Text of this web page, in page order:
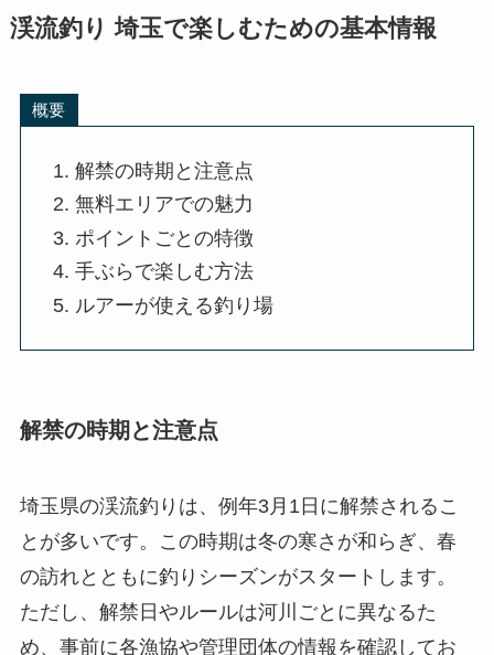
渓流釣り 埼玉で楽しむための基本情報
概要
解禁の時期と注意点
無料エリアでの魅力
ポイントごとの特徴
手ぶらで楽しむ方法
ルアーが使える釣り場
解禁の時期と注意点
埼玉県の渓流釣りは、例年3月1日に解禁されるこ
とが多いです。この時期は冬の寒さが和らぎ、春
の訪れとともに釣りシーズンがスタートします。
ただし、解禁日やルールは河川ごとに異なるた
め、事前に各漁協や管理団体の情報を確認してお